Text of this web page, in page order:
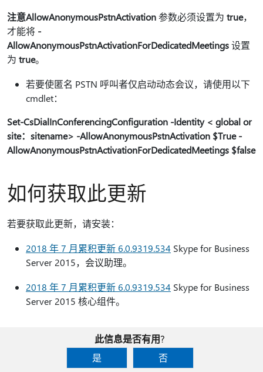
注意AllowAnonymousPstnActivation参数必须设置为 true，
才能将 -
AllowAnonymousPstnActivationForDedicatedMeetings设置
为 true。
若要使匿名 PSTN 呼叫者仅启动动态会议，请使用以下
cmdlet：
Set-CsDialInConferencingConfiguration -Identity < global or
site：sitename> -AllowAnonymousPstnActivation $True -
AllowAnonymousPstnActivationForDedicatedMeetings $false
如何获取此更新
若要获取此更新，请安装：
2018 年 7 月累积更新 6.0.9319.534 Skype for Business
Server 2015，会议助理。
2018 年 7 月累积更新 6.0.9319.534 Skype for Business
Server 2015 核心组件。
此信息是否有用?
是
否